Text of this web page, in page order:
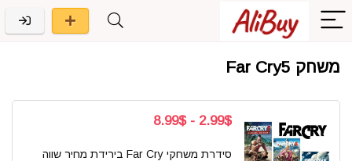
משחק Far Cry5
2.99$ - 8.99$
סידרת משחקי Far Cry בירידת מחיר שווה